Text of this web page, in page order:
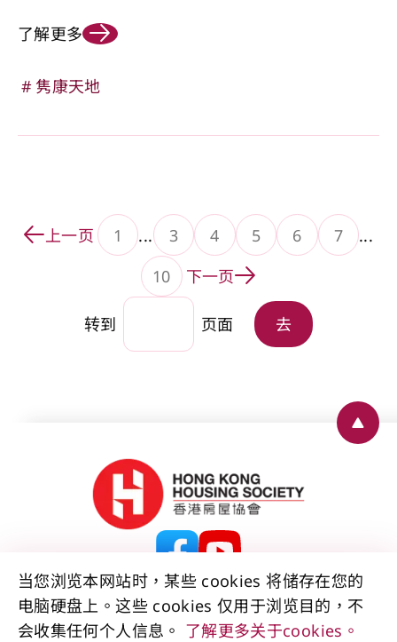
了解更多
隽康天地
上一页
转到页面
1 ...
转到页面
3
转到页面
4 5
转到页面
6
转到页
7 ...
转到页面
10 下一页
转到 页面 去
联络我们免责声明版权公告 私隐政策声明
当您浏览本网站时，某些 cookies 将储存在您的
电脑硬盘上。这些 cookies 仅用于浏览目的，不
会收集任何个人信息。 了解更多关于cookies。